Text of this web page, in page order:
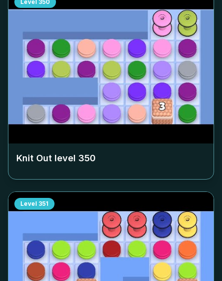
Level 350
Knit Out level 350
Level 351